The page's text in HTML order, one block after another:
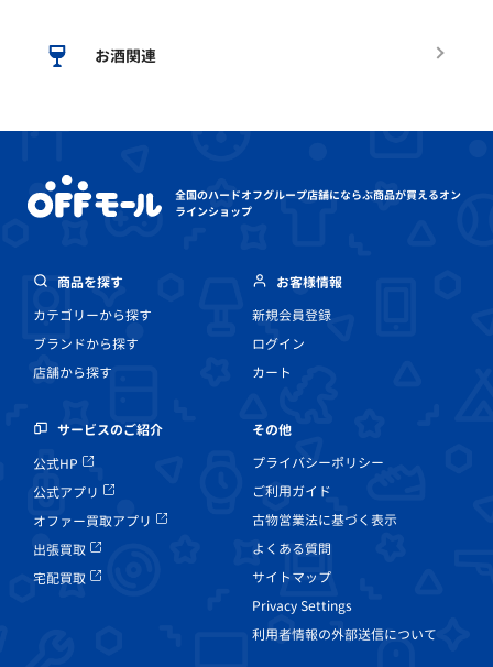
お酒関連
全国のハードオフグループ店舗にならぶ商品が買えるオン
ラインショップ
商品を探す
カテゴリーから探す
ブランドから探す
店舗から探す
お客様情報
新規会員登録
ログイン
カート
サービスのご紹介
公式HP
公式アプリ
オファー買取アプリ
出張買取
宅配買取
その他
プライバシーポリシー
ご利用ガイド
古物営業法に基づく表示
よくある質問
サイトマップ
Privacy Settings
利用者情報の外部送信について